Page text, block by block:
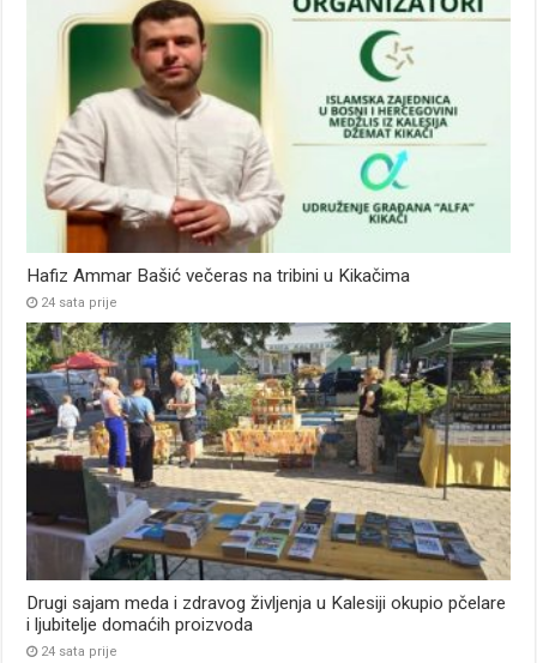
Hafiz Ammar Bašić večeras na tribini u Kikačima
24 sata prije
Drugi sajam meda i zdravog življenja u Kalesiji okupio pčelare
i ljubitelje domaćih proizvoda
24 sata prije